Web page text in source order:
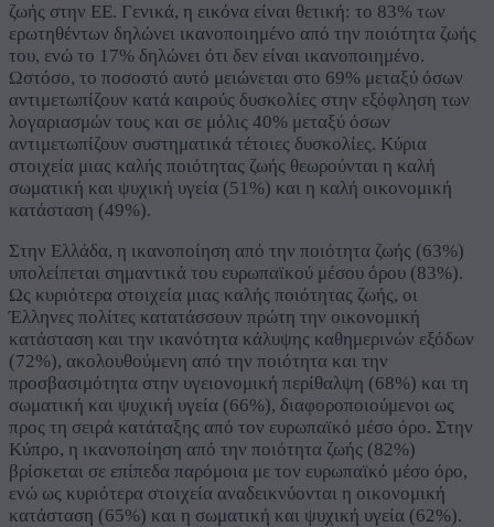
ζωής στην ΕΕ. Γενικά, η εικόνα είναι θετική: το 83% των
ερωτηθέντων δηλώνει ικανοποιημένο από την ποιότητα ζωής
του, ενώ το 17% δηλώνει ότι δεν είναι ικανοποιημένο.
Ωστόσο, το ποσοστό αυτό μειώνεται στο 69% μεταξύ όσων
αντιμετωπίζουν κατά καιρούς δυσκολίες στην εξόφληση των
λογαριασμών τους και σε μόλις 40% μεταξύ όσων
αντιμετωπίζουν συστηματικά τέτοιες δυσκολίες. Κύρια
στοιχεία μιας καλής ποιότητας ζωής θεωρούνται η καλή
σωματική και ψυχική υγεία (51%) και η καλή οικονομική
κατάσταση (49%).
Στην Ελλάδα, η ικανοποίηση από την ποιότητα ζωής (63%)
υπολείπεται σημαντικά του ευρωπαϊκού μέσου όρου (83%).
Ως κυριότερα στοιχεία μιας καλής ποιότητας ζωής, οι
Έλληνες πολίτες κατατάσσουν πρώτη την οικονομική
κατάσταση και την ικανότητα κάλυψης καθημερινών εξόδων
(72%), ακολουθούμενη από την ποιότητα και την
προσβασιμότητα στην υγειονομική περίθαλψη (68%) και τη
σωματική και ψυχική υγεία (66%), διαφοροποιούμενοι ως
προς τη σειρά κατάταξης από τον ευρωπαϊκό μέσο όρο. Στην
Κύπρο, η ικανοποίηση από την ποιότητα ζωής (82%)
βρίσκεται σε επίπεδα παρόμοια με τον ευρωπαϊκό μέσο όρο,
ενώ ως κυριότερα στοιχεία αναδεικνύονται η οικονομική
κατάσταση (65%) και η σωματική και ψυχική υγεία (62%).